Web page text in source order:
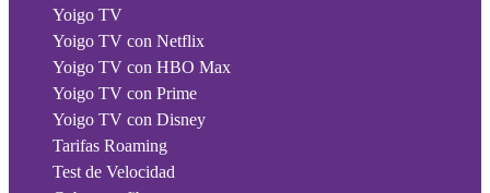
Yoigo TV
Yoigo TV con Netflix
Yoigo TV con HBO Max
Yoigo TV con Prime
Yoigo TV con Disney
Tarifas Roaming
Test de Velocidad